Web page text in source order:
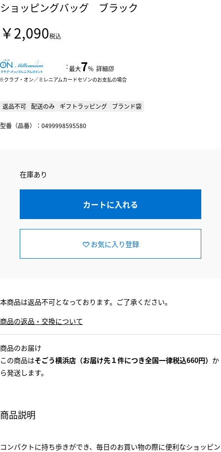
ショッピングバッグ ブラック
￥2,090税込
：最大7％ 詳細
クラブ・オン／ミレニアムカードセゾンのお支払の場合
返品不可 配送のみ ギフトラッピング ブランド袋
型番（品番）：0499998595580
在庫あり
カートに入れる
お気に入り登録
本商品は返品不可となっております。ご了承ください。
商品の返品・交換について
商品のお届け
この商品はそごう横浜店（お届け先１件につき全国一律税込660円） か
ら発送します。
商品説明
コンパクトに持ち歩きができ、毎日のお買い物の際に便利なショッピン